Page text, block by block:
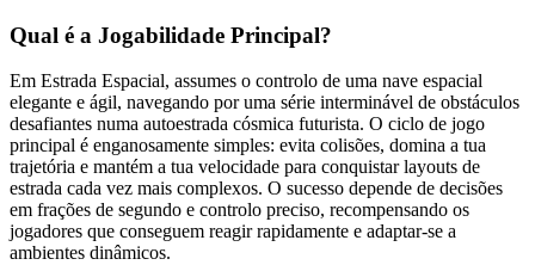
Qual é a Jogabilidade Principal?
Em Estrada Espacial, assumes o controlo de uma nave espacial
elegante e ágil, navegando por uma série interminável de obstáculos
desafiantes numa autoestrada cósmica futurista. O ciclo de jogo
principal é enganosamente simples: evita colisões, domina a tua
trajetória e mantém a tua velocidade para conquistar layouts de
estrada cada vez mais complexos. O sucesso depende de decisões
em frações de segundo e controlo preciso, recompensando os
jogadores que conseguem reagir rapidamente e adaptar-se a
ambientes dinâmicos.